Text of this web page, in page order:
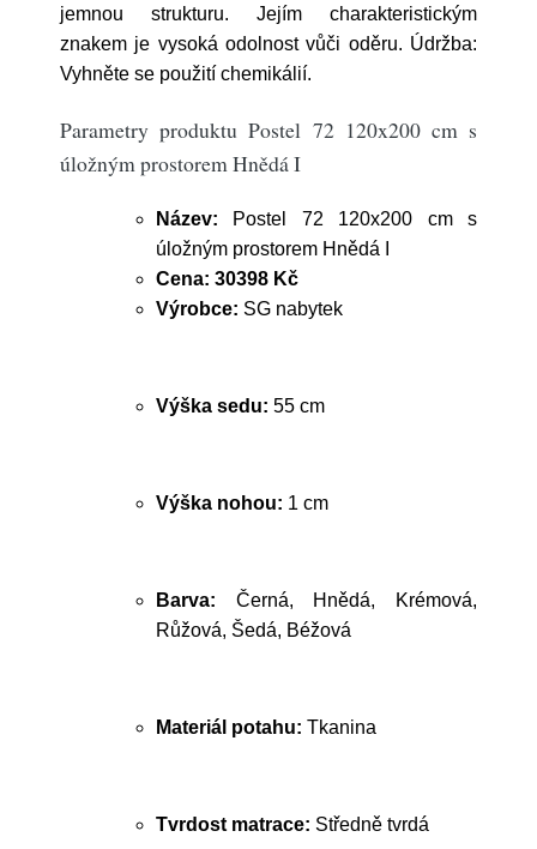
jemnou strukturu. Jejím charakteristickým
znakem je vysoká odolnost vůči oděru. Údržba:
Vyhněte se použití chemikálií.
Parametry produktu Postel 72 120x200 cm s
úložným prostorem Hnědá I
Název: Postel 72 120x200 cm s
úložným prostorem Hnědá I
Cena: 30398 Kč
Výrobce: SG nabytek
Výška sedu: 55 cm
Výška nohou: 1 cm
Barva: Černá, Hnědá, Krémová,
Růžová, Šedá, Béžová
Materiál potahu: Tkanina
Tvrdost matrace: Středně tvrdá